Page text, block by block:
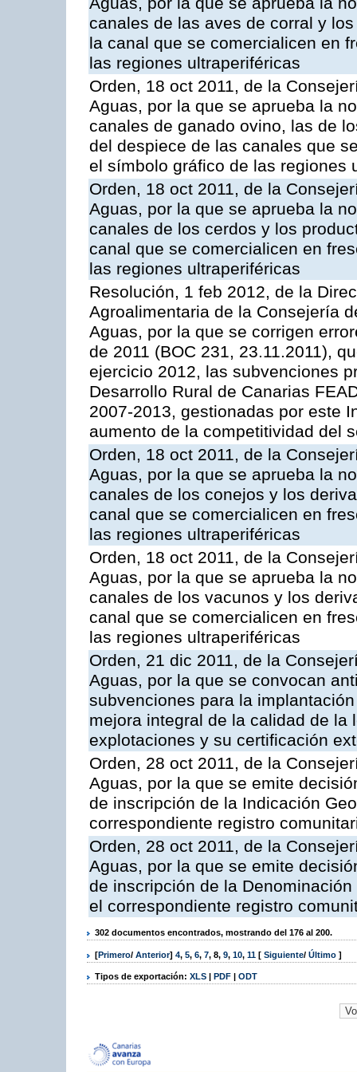
canales de las aves de corral y
la canal que se comercialicen en
las regiones ultraperiféricas
Orden, 18 oct 2011, de la
Aguas, por la que se aprueba la
canales de ganado ovino, las de
del despiece de las canales que
el símbolo gráfico de las regiones
Orden, 18 oct 2011, de la
Aguas, por la que se aprueba la
canales de los cerdos y los
canal que se comercialicen en
las regiones ultraperiféricas
Resolución, 1 feb 2012, de la
Agroalimentaria de la Consejería
Aguas, por la que se corrigen
de 2011 (BOC 231, 23.11.2011),
ejercicio 2012, las subvenciones
Desarrollo Rural de Canarias
2007-2013, gestionadas por este
aumento de la competitividad del
Orden, 18 oct 2011, de la
Aguas, por la que se aprueba la
canales de los conejos y los
canal que se comercialicen en
las regiones ultraperiféricas
Orden, 18 oct 2011, de la
Aguas, por la que se aprueba la
canales de los vacunos y los
canal que se comercialicen en
las regiones ultraperiféricas
Orden, 21 dic 2011, de la
Aguas, por la que se convocan
subvenciones para la
mejora integral de la calidad de
explotaciones y su certificación
Orden, 28 oct 2011, de la
Aguas, por la que se emite
de inscripción de la Indicación
correspondiente registro
Orden, 28 oct 2011, de la
Aguas, por la que se emite
de inscripción de la
el correspondiente registro
302 documentos encontrados, mostrando del 176 al 200.
[Primero/ Anterior] 4, 5, 6, 7, 8, 9, 10, 11 [ Siguiente/ Último ]
Tipos de exportación: XLS | PDF | ODT